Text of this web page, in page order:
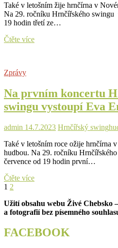
Také v letošním žije hrnčírna v
Na 29. ročníku Hrnčířského swingu
19 hodin třetí ze…
Čtěte víceNa
Pilsner
Jazz
Band
Paula
Jazz
Masters
Zprávy
Na prvním koncertu
swingu vystoupí Eva
admin 14.7.2023 Hrnčířský swing
Také v letošním roce ožije hrnčírna
hudbou. Na 29. ročníku
července od 19 hodin první…
Čtěte víceNa
Hrnčířského
swingu vystoupí
Emingerová
Stránkování
příspěvků
Page
1 Page
2
Užití obsahu webu Živé Chebsko
a fotografií bez písemného
FACEBOOK